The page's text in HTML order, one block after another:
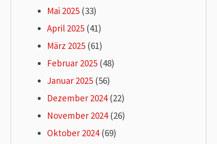
Mai 2025 (33)
April 2025 (41)
März 2025 (61)
Februar 2025 (48)
Januar 2025 (56)
Dezember 2024(22)
November 2024(26)
Oktober 2024(69)